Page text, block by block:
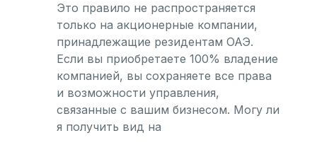
Это правило не распространяется
только на акционерные компании,
принадлежащие резидентам ОАЭ.
Если вы приобретаете 100% владение
компанией, вы сохраняете все права
и возможности управления,
связанные с вашим бизнесом. Могу ли
я получить вид на